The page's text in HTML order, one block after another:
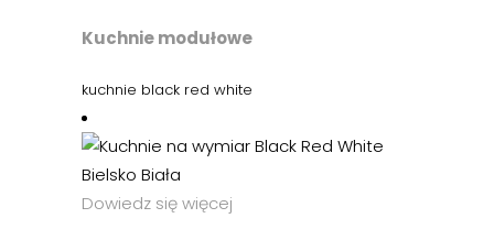
Kuchnie modułowe
kuchnie black red white
Dowiedz się więcej